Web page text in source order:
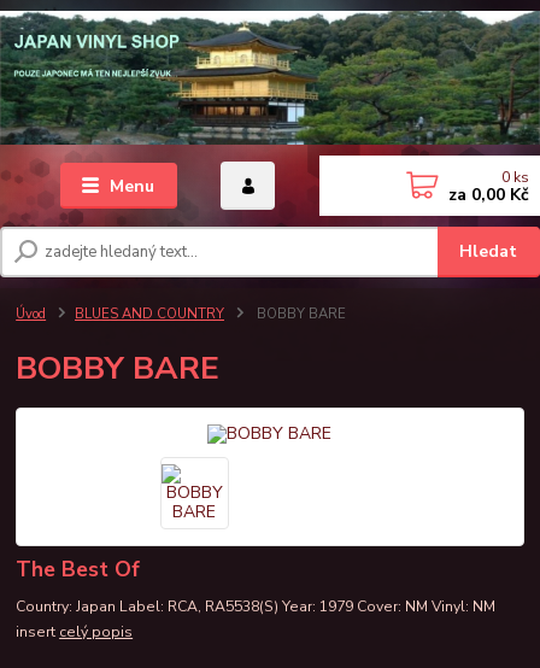
Menu
Hledat
0 ks
za 0,00 Kč
Úvod BLUES AND COUNTRY BOBBY BARE
BOBBY BARE
The Best Of
Country: Japan Label: RCA, RA5538(S) Year: 1979 Cover: NM Vinyl: NM
insert celý popis